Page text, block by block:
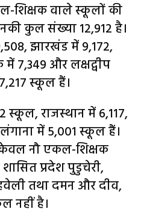
शिक्षक वाले स्कूलों की
कुल संख्या 12,912 है।
झारखंड में 9,172,
में 7,349 और लक्षद्वीप
स्कूल हैं।
स्कूल, राजस्थान में 6,117,
में 5,001 स्कूल हैं।
नौ एकल-शिक्षक
प्रदेश पुडुचेरी,
तथा दमन और दीव,
नहीं है।